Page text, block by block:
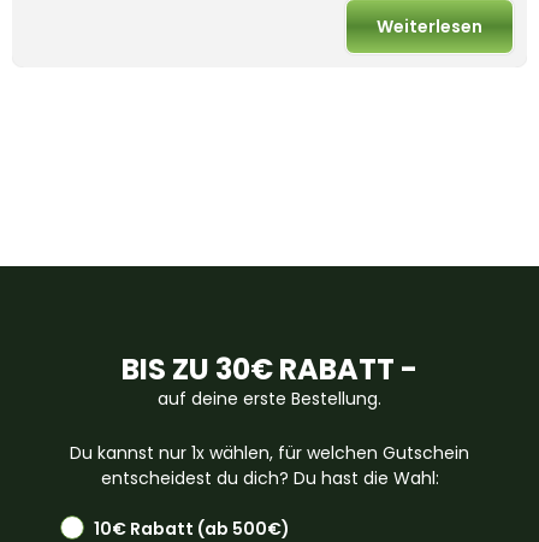
Weiterlesen
BIS ZU 30€ RABATT -
auf deine erste Bestellung.
Du kannst nur 1x wählen, für welchen Gutschein
entscheidest du dich? Du hast die Wahl:
10€ Rabatt (ab 500€)